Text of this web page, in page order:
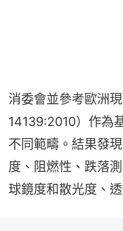
消委會並參考歐洲
14139:2010）作為
不同範疇。結果發
度、阻燃性、跌落
球鏡度和散光度、